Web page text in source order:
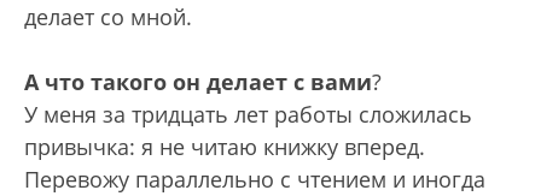
делает со мной.
А что такого он делает с вами?
У меня за тридцать лет работы сложилась
привычка: я не читаю книжку вперед.
Перевожу параллельно с чтением и иногда